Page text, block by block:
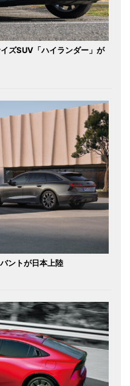
ズSUV「ハイランダー」が
ントが日本上陸